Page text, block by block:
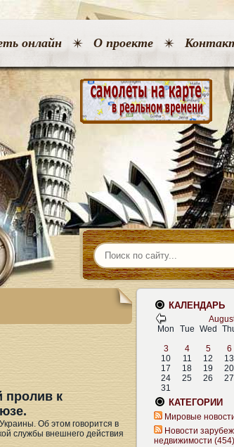
онлайн О проекте
пролив к
Об этом говорится в
службы внешнего действия
КАЛЕНДАРЬ
Mon
Tue Wed
3
4 5 6
10
11 12 13
17
18 19 20
24
25 26 27
31
КАТЕГОРИИ
Мировые
Новости
недвижимости (454)